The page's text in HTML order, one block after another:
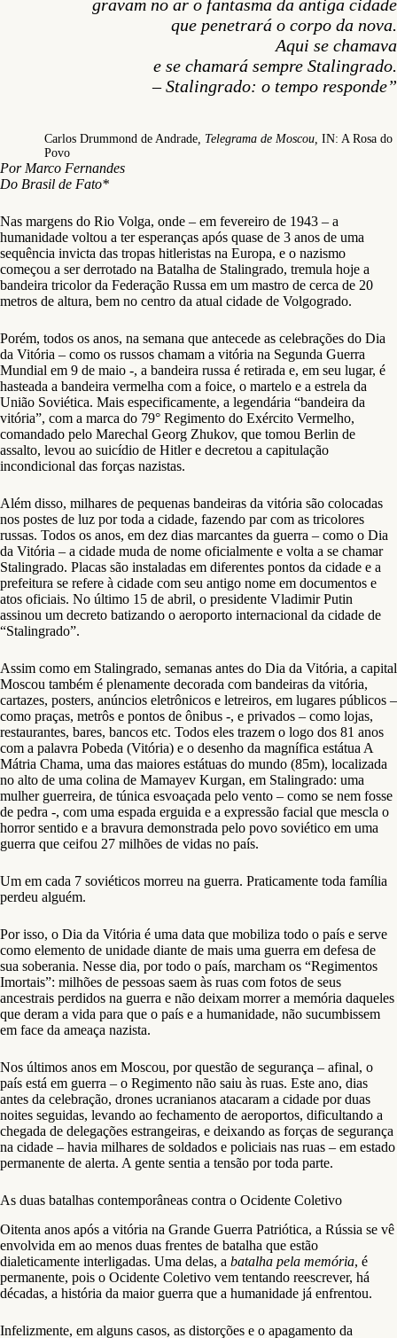
gravam no ar o fantasma da antiga cidade
que penetrará o corpo da nova.
Aqui se chamava
e se chamará sempre Stalingrado.
– Stalingrado: o tempo responde”
Carlos Drummond de Andrade , Telegrama de Moscou, IN: A Rosa do
Povo
Por Marco Fernandes
Do Brasil de Fato*
Nas margens do Rio Volga, onde – em fevereiro de 1943 – a
humanidade voltou a ter esperanças após quase de 3 anos de uma
sequência invicta das tropas hitleristas na Europa, e o nazismo
começou a ser derrotado na Batalha de Stalingrado, tremula hoje a
bandeira tricolor da Federação Russa em um mastro de cerca de 20
metros de altura, bem no centro da atual cidade de Volgogrado.
Porém, todos os anos, na semana que antecede as celebrações do Dia
da Vitória – como os russos chamam a vitória na Segunda Guerra
Mundial em 9 de maio -, a bandeira russa é retirada e, em seu lugar, é
hasteada a bandeira vermelha com a foice, o martelo e a estrela da
União Soviética. Mais especificamente, a legendária “bandeira da
vitória”, com a marca do 79° Regimento do Exército Vermelho,
comandado pelo Marechal Georg Zhukov, que tomou Berlin de
assalto, levou ao suicídio de Hitler e decretou a capitulação
incondicional das forças nazistas.
Além disso, milhares de pequenas bandeiras da vitória são colocadas
nos postes de luz por toda a cidade, fazendo par com as tricolores
russas. Todos os anos, em dez dias marcantes da guerra – como o Dia
da Vitória – a cidade muda de nome oficialmente e volta a se chamar
Stalingrado. Placas são instaladas em diferentes pontos da cidade e a
prefeitura se refere à cidade com seu antigo nome em documentos e
atos oficiais. No último 15 de abril, o presidente Vladimir Putin
assinou um decreto batizando o aeroporto internacional da cidade de
“Stalingrado”.
Assim como em Stalingrado, semanas antes do Dia da Vitória, a capital
Moscou também é plenamente decorada com bandeiras da vitória,
cartazes, posters, anúncios eletrônicos e letreiros, em lugares públicos –
como praças, metrôs e pontos de ônibus -, e privados – como lojas,
restaurantes, bares, bancos etc. Todos eles trazem o logo dos 81 anos
com a palavra Pobeda (Vitória) e o desenho da magnífica estátua A
Mátria Chama, uma das maiores estátuas do mundo (85m), localizada
no alto de uma colina de Mamayev Kurgan, em Stalingrado: uma
mulher guerreira, de túnica esvoaçada pelo vento – como se nem fosse
de pedra -, com uma espada erguida e a expressão facial que mescla o
horror sentido e a bravura demonstrada pelo povo soviético em uma
guerra que ceifou 27 milhões de vidas no país.
Um em cada 7 soviéticos morreu na guerra. Praticamente toda família
perdeu alguém.
Por isso, o Dia da Vitória é uma data que mobiliza todo o país e serve
como elemento de unidade diante de mais uma guerra em defesa de
sua soberania. Nesse dia, por todo o país, marcham os “Regimentos
Imortais”: milhões de pessoas saem às ruas com fotos de seus
ancestrais perdidos na guerra e não deixam morrer a memória daqueles
que deram a vida para que o país e a humanidade, não sucumbissem
em face da ameaça nazista.
Nos últimos anos em Moscou, por questão de segurança – afinal, o
país está em guerra – o Regimento não saiu às ruas. Este ano, dias
antes da celebração, drones ucranianos atacaram a cidade por duas
noites seguidas, levando ao fechamento de aeroportos, dificultando a
chegada de delegações estrangeiras, e deixando as forças de segurança
na cidade – havia milhares de soldados e policiais nas ruas – em estado
permanente de alerta. A gente sentia a tensão por toda parte.
As duas batalhas contemporâneas contra o Ocidente Coletivo
Oitenta anos após a vitória na Grande Guerra Patriótica, a Rússia se vê
envolvida em ao menos duas frentes de batalha que estão
dialeticamente interligadas. Uma delas, a batalha pela memória, é
permanente, pois o Ocidente Coletivo vem tentando reescrever, há
décadas, a história da maior guerra que a humanidade já enfrentou.
Infelizmente, em alguns casos, as distorções e o apagamento da